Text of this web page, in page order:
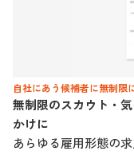
自社にあう候補者に無制限
無制限のスカウト・
かけに
あらゆる雇用形態の